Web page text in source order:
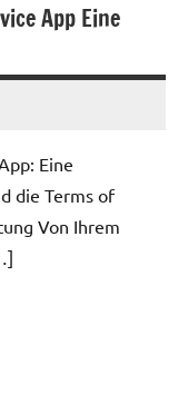
App Eine
Eine
die Terms of
Von Ihrem